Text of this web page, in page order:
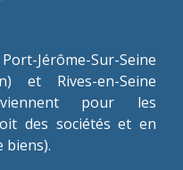
Jérôme-Sur-Seine
et Rives-en-Seine
pour les
des sociétés et en
biens).